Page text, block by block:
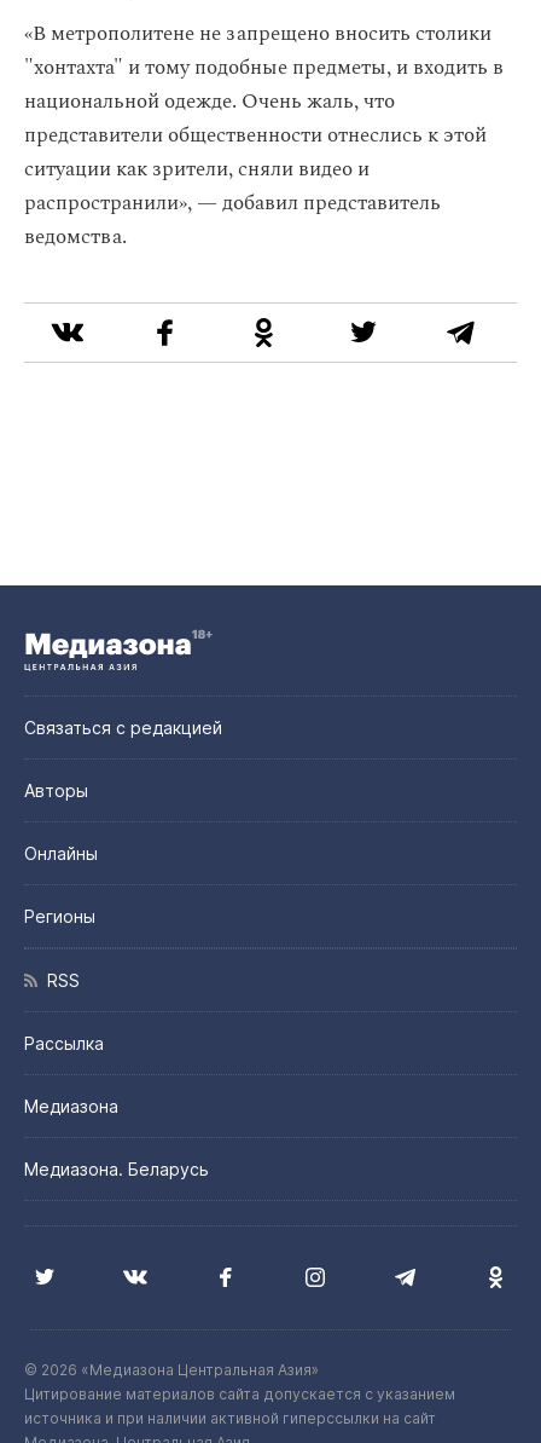
«В метрополитене не запрещено вносить столики
"хонтахта" и тому подобные предметы, и входить в
национальной одежде. Очень жаль, что
представители общественности отнеслись к этой
ситуации как зрители, сняли видео и
распространили», — добавил представитель
ведомства.
Связаться с редакцией
Авторы
Онлайны
Регионы
RSS
Рассылка
Медиазона
Медиазона. Беларусь
© 2026 «Медиазона Центральная Азия»
Цитирование материалов сайта допускается с указанием
источника и при наличии активной гиперссылки на сайт